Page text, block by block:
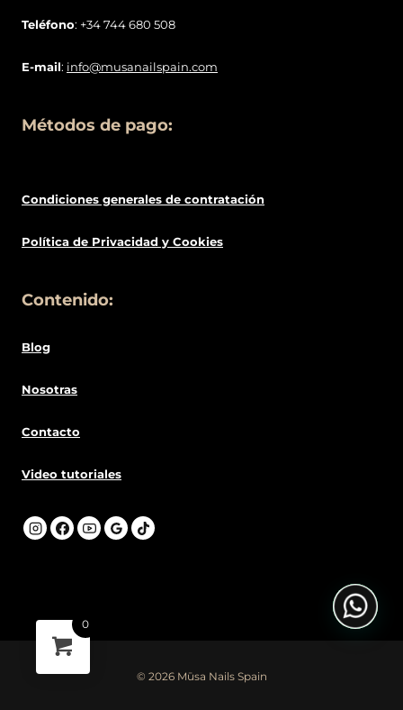
Teléfono: +34 744 680 508
E-mail: info@musanailspain.com
Métodos de pago:
Condiciones generales de contratación
Política de Privacidad y Cookies
Contenido:
Blog
Nosotras
Contacto
Video tutoriales
© 2026 Mūsa Nails Spain
0